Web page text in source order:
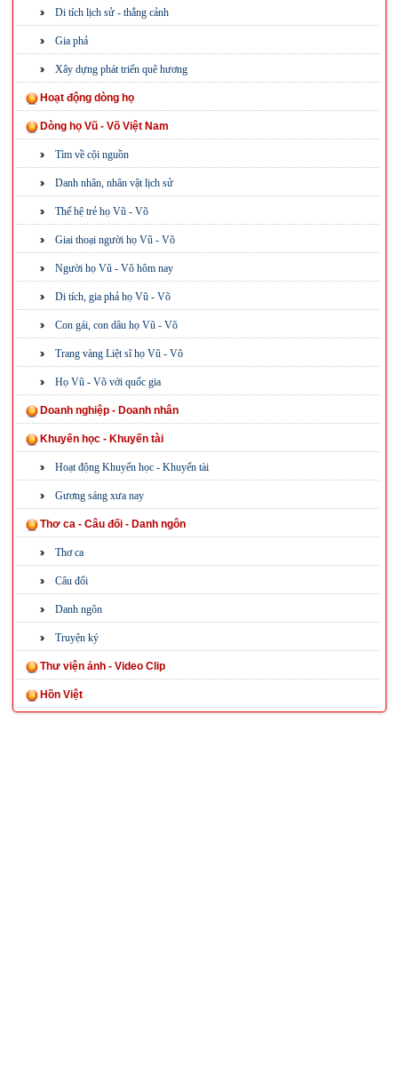
Di tích lịch sử - thắng cảnh
Gia phả
Xây dựng phát triển quê hương
Hoạt động dòng họ
Dòng họ Vũ - Võ Việt Nam
Tìm về cội nguồn
Danh nhân, nhân vật lịch sử
Thế hệ trẻ họ Vũ - Võ
Giai thoại người họ Vũ - Võ
Người họ Vũ - Võ hôm nay
Di tích, gia phả họ Vũ - Võ
Con gái, con dâu họ Vũ - Võ
Trang vàng Liệt sĩ họ Vũ - Võ
Họ Vũ - Võ với quốc gia
Doanh nghiệp - Doanh nhân
Khuyến học - Khuyến tài
Hoạt động Khuyến học - Khuyến tài
Gương sáng xưa nay
Thơ ca - Câu đối - Danh ngôn
Thơ ca
Câu đối
Danh ngôn
Truyện ký
Thư viện ảnh - Video Clip
Hồn Việt